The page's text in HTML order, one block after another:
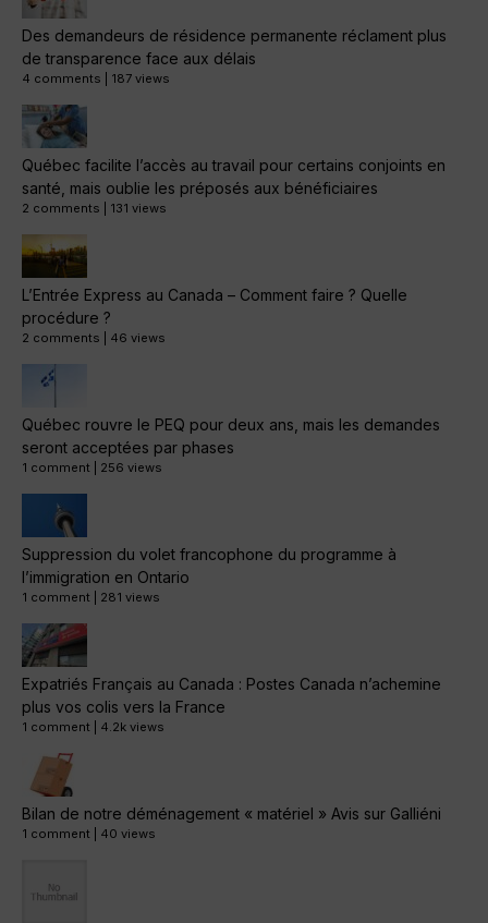
Des demandeurs de résidence permanente réclament plus
de transparence face aux délais
4 comments 187 views
Québec facilite l’accès au travail pour certains conjoints en
santé, mais oublie les préposés aux bénéficiaires
2 comments 131 views
L’Entrée Express au Canada – Comment faire ? Quelle
procédure ?
2 comments 46 views
Québec rouvre le PEQ pour deux ans, mais les demandes
seront acceptées par phases
1 comment 256 views
Suppression du volet francophone du programme à
l’immigration en Ontario
1 comment 281 views
Expatriés Français au Canada : Postes Canada n’achemine
plus vos colis vers la France
1 comment 4.2k views
Bilan de notre déménagement « matériel » Avis sur Galliéni
1 comment 40 views